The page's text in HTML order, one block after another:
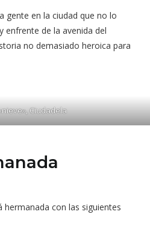
gente en la ciudad que no lo
enfrente de la avenida del
no demasiado heroica para
Ciudadela
con las siguientes